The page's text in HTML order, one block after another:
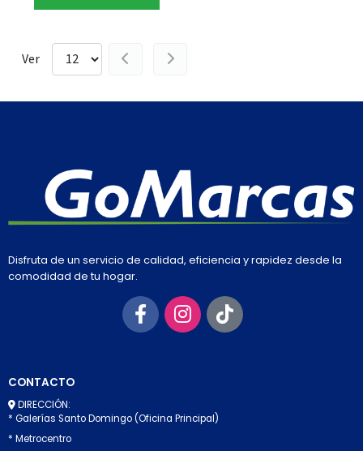
Ver
Disfruta de un servicio de calidad, eficiencia y rapidez desde la
comodidad de tu hogar.
CONTACTO
DIRECCIÓN:
* Galerías Santo Domingo (Oficina Principal)
* Metrocentro